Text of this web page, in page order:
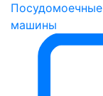
Посудомоечные
машины